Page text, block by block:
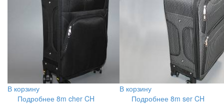
В корзину
Подробнее 8m cher CH
В корзину
Подробнее 8m ser CH